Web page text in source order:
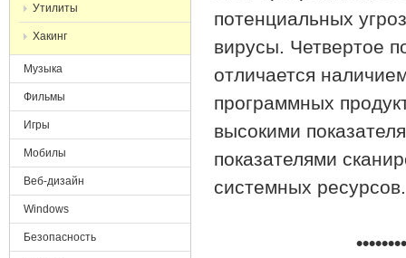
потенциальных
вирусы. Четвертое
отличается
программных
высокими
показателями
системных ресурсов.
Утилиты
Хакинг
Музыка
Фильмы
Игры
Мобилы
Веб-дизайн
Windows
Безопасность